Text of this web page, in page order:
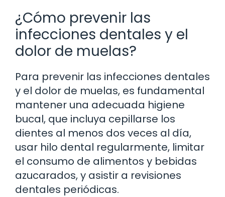
¿Cómo prevenir las
infecciones dentales y el
dolor de muelas?
Para prevenir las infecciones dentales
y el dolor de muelas, es fundamental
mantener una adecuada higiene
bucal, que incluya cepillarse los
dientes al menos dos veces al día,
usar hilo dental regularmente, limitar
el consumo de alimentos y bebidas
azucarados, y asistir a revisiones
dentales periódicas.